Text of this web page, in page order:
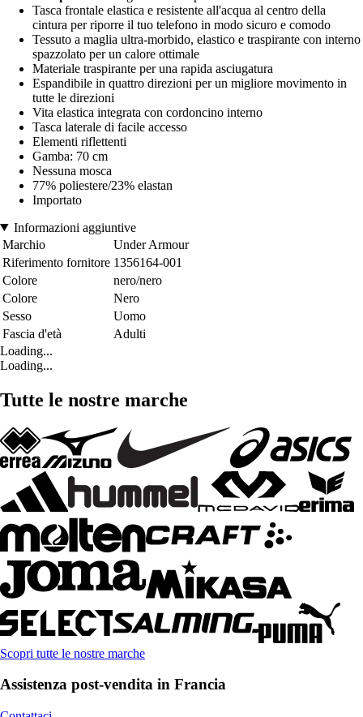
Tasca frontale elastica e resistente all'acqua al centro della
cintura per riporre il tuo telefono in modo sicuro e comodo
Tessuto a maglia ultra-morbido, elastico e traspirante con interno
spazzolato per un calore ottimale
Materiale traspirante per una rapida asciugatura
Espandibile in quattro direzioni per un migliore movimento in
tutte le direzioni
Vita elastica integrata con cordoncino interno
Tasca laterale di facile accesso
Elementi riflettenti
Gamba: 70 cm
Nessuna mosca
77% poliestere/23% elastan
Importato
Informazioni aggiuntive
Marchio
Under Armour
Riferimento fornitore 1356164-001
Colore
nero/nero
Colore
Nero
Sesso
Uomo
Fascia d'età
Adulti
Loading...
Loading...
Tutte le nostre marche
Scopri tutte le nostre marche
Assistenza post-vendita in Francia